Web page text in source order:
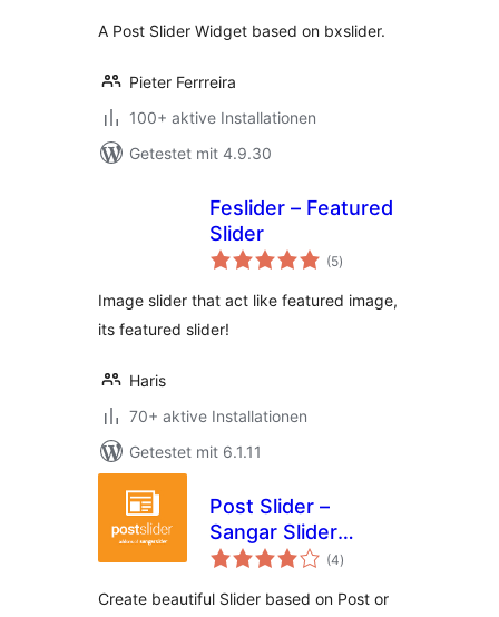
A Post Slider Widget based on bxslider.
Pieter Ferrreira
100+ aktive Installationen
Getestet mit 4.9.30
Feslider – Featured
Slider
(5Bewertungen
insgesamt
)
Image slider that act like featured image,
its featured slider!
Haris
70+ aktive Installationen
Getestet mit 6.1.11
Post Slider –
Sangar Slider
Addon
(4Bewertungen
insgesamt
)
Create beautiful Slider based on Post or